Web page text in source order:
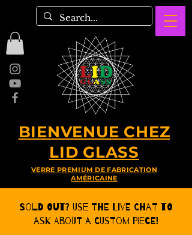
BIENVENUE CHEZ
LID GLASS
VERRE PREMIUM DE FABRICATION
AMÉRICAINE
Sold Out? Use the Live CHat to
ask about a Custom Piece!